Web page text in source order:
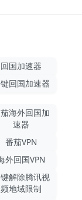
回国加速器
回国加速器
海外回国加
速器
番茄VPN
外回国VPN
解除腾讯视
频地域限制